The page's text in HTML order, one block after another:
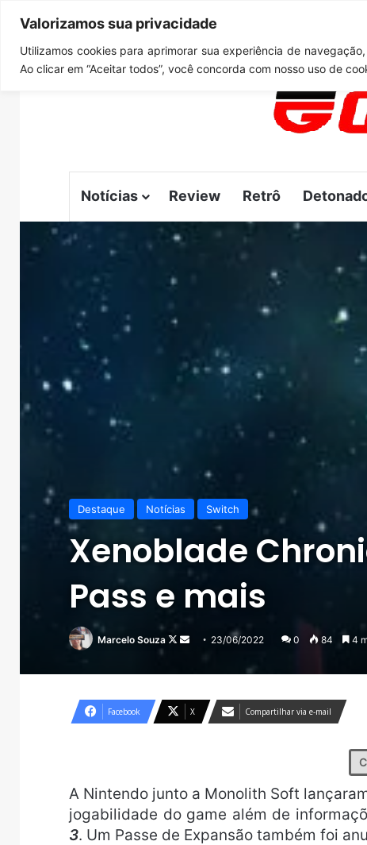
Valorizamos sua privacidade
Utilizamos cookies para aprimorar sua experiência de
Ao clicar em “Aceitar todos”, você concorda com nosso uso de
sábado, agosto 8 2026
Notícias Review Retrô
Destaque Notícias Switch
Xenoblade
Pass e mais
Marcelo Souza
Follow
X
Mande
e-
23/06/2022 0 84 4
Facebook X Compartilhar via e-mail
A Nintendo junto a Monolith Soft
jogabilidade do game além de
3. Um Passe de Expansão também foi